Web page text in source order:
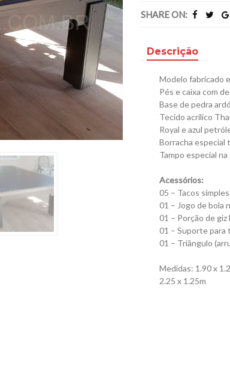
SHARE ON:
Descrição
Modelo fabricado
Pés e caixa com
Base de pedra
Tecido acrílico
Royal e azul
Borracha especial
Tampo especial na
Acessórios:
05 – Tacos simples.
01 – Jogo de bola
01 – Porção de giz
01 – Suporte para
01 – Triângulo
Medidas: 1.90 x
2.25 x 1.25m